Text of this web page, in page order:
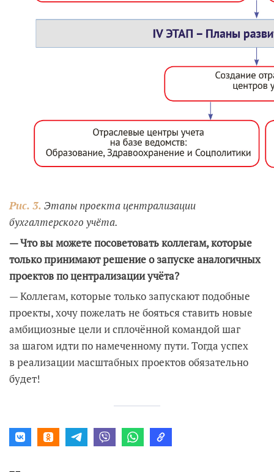
Рис. 3. Этапы проекта централизации
бухгалтерского учёта.
— Что вы можете посоветовать коллегам, которые
только принимают решение о запуске аналогичных
проектов по централизации учёта?
— Коллегам, которые только запускают подобные
проекты, хочу пожелать не бояться ставить новые
амбициозные цели и сплочённой командой шаг
за шагом идти по намеченному пути. Тогда успех
в реализации масштабных проектов обязательно
будет!